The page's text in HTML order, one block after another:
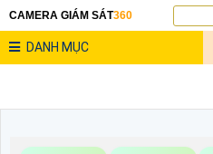
CAMERA GIÁM SÁT360
DANH MỤC